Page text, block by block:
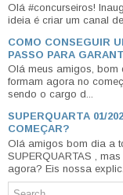
Olá #concurseiros!
ideia é criar um canal
COMO CONSEGUIR
PASSO PARA
Olá meus amigos,
formam agora no
sendo o cargo d...
SUPERQUARTA 01/
COMEÇAR?
Olá amigos bom dia a
SUPERQUARTAS ,
agora? Eis nossa explic...